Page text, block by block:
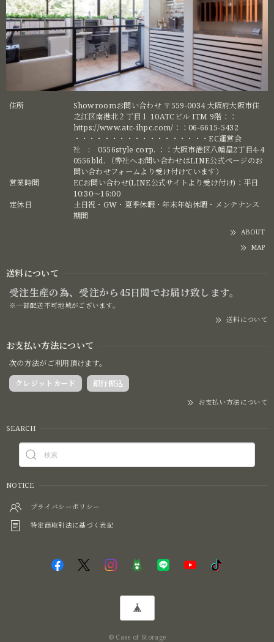
住所
Showroomお問い合わせ 〒559-0034 大阪府大阪市住
之江区南港北２丁目１ 10ATCビル ITM 9階：：
https://www.atc-ihpc.com/：：06-6615-5432
・・・・・・・・・・・・・・・・・・EC運営会
社 : 0556style corp. ：：大阪市港区八幡屋2丁目4-4
0556bld. （弊社へお問い合わせはLINE公式ページのお
問い合わせフォームより受け付けています）
営業時間
ECお問い合わせ(LINE公式サイトより受け付け)：平日
10:30〜16:00
定休日
土日祝・GW・夏季休暇・年末年始休暇・メンテナンス
期間
ABOUT
MAP
送料について
受注生産の為、受注から45日間でお届け致します。
※一部配送不可地域がございます。
送料について
お支払い方法について
次の方法がご利用頂けます。
クレジットカード
銀行振込
お支払い方法について
SEARCH
NOTICE
プライバシーポリシー
特定商取引法に基づく表記
© Case of Storage